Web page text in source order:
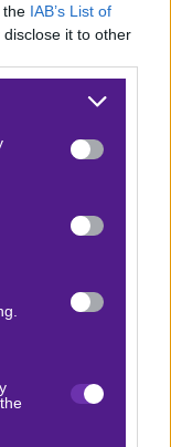
the IAB’s List of
it to other
or more Google
You may click to
party tags to
in below Google
να πετύχει
και να
του. Δεν
καθαρά για
μοναδικό του
στο τουρ, στα
να
του
ένα γύρο
εξάλλου είναι